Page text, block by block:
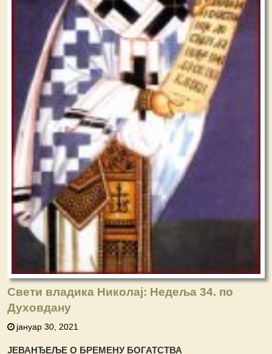
Свети владика Николај: Недеља 34. по
Духовдану
јануар 30, 2021
ЈЕВАНЂЕЉЕ О БРЕМЕНУ БОГАТСТВА